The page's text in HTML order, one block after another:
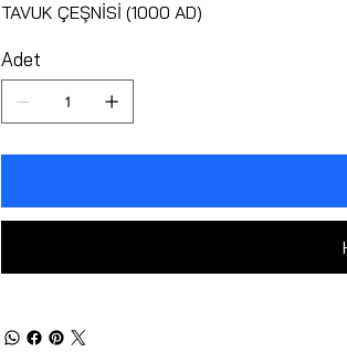
TAVUK ÇEŞNİSİ (1000 AD)
Adet